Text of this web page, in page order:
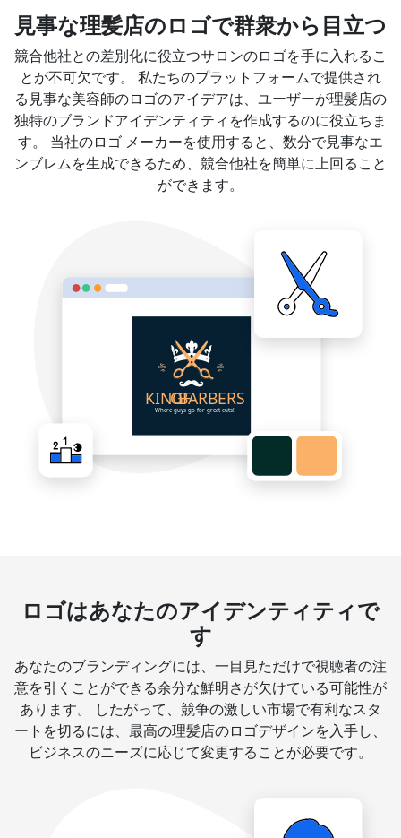
見事な理髪店のロゴで群衆から目立つ
競合他社との差別化に役立つサロンのロゴを手に入れるこ
とが不可欠です。 私たちのプラットフォームで提供され
る見事な美容師のロゴのアイデアは、ユーザーが理髪店の
独特のブランドアイデンティティを作成するのに役立ちま
す。 当社のロゴ メーカーを使用すると、数分で見事なエ
ンブレムを生成できるため、競合他社を簡単に上回ること
ができます。
ロゴはあなたのアイデンティティで
す
あなたのブランディングには、一目見ただけで視聴者の注
意を引くことができる余分な鮮明さが欠けている可能性が
あります。 したがって、競争の激しい市場で有利なスタ
ートを切るには、最高の理髪店のロゴデザインを入手し、
ビジネスのニーズに応じて変更することが必要です。